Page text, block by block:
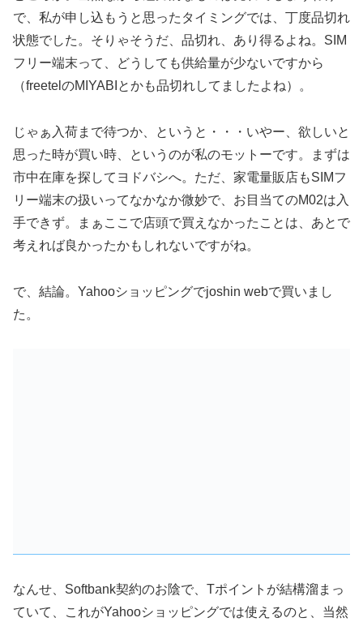
で、私が申し込もうと思ったタイミングでは、丁度品切れ
状態でした。そりゃそうだ、品切れ、あり得るよね。SIM
フリー端末って、どうしても供給量が少ないですから
（freetelのMIYABIとかも品切れしてましたよね）。
じゃぁ入荷まで待つか、というと・・・いやー、欲しいと
思った時が買い時、というのが私のモットーです。まずは
市中在庫を探してヨドバシへ。ただ、家電量販店もSIMフ
リー端末の扱いってなかなか微妙で、お目当てのM02は入
手できず。まぁここで店頭で買えなかったことは、あとで
考えれば良かったかもしれないですがね。
で、結論。Yahooショッピングでjoshin webで買いまし
た。
なんせ、Softbank契約のお陰で、Tポイントが結構溜まっ
ていて、これがYahooショッピングでは使えるのと、当然